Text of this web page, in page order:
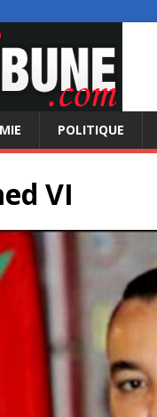
POLITIQUE
VI